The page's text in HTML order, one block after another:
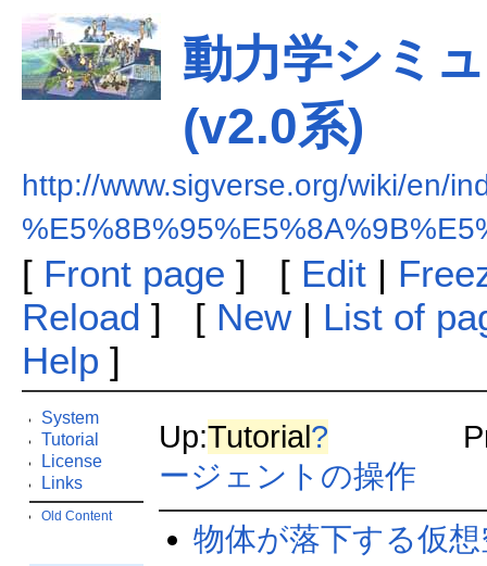
動力学シミ
(v2.0系)
http://www.sigverse.org/wiki/en/
[ Front page ] [ Edit|
Reload ] [ New| List of
Help ]
System
Tutorial
License
Links
Old Content
Up:Tutorial?
ージェントの操作
物体が落下する仮